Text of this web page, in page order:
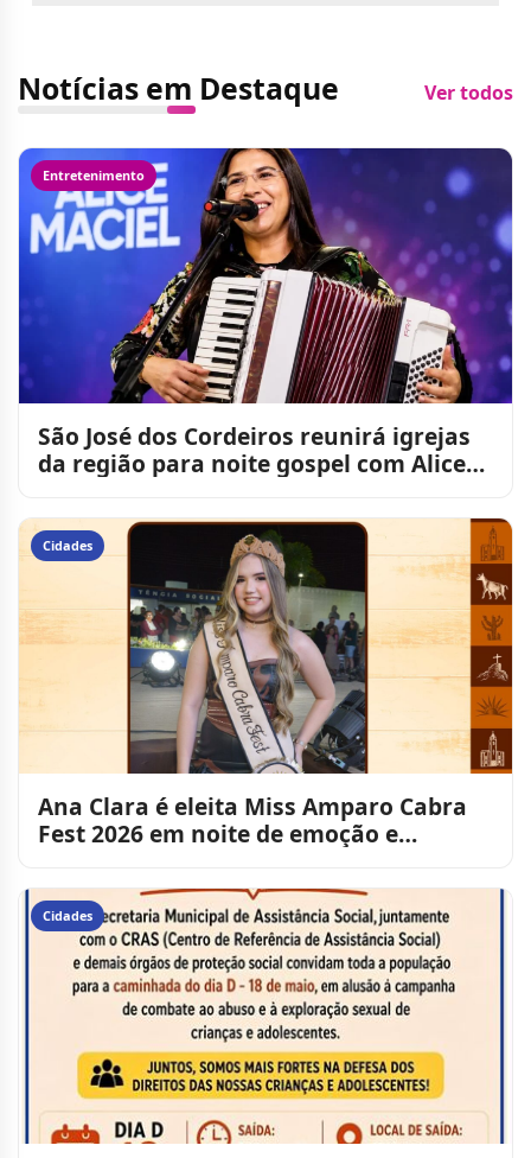
Notícias em Destaque Ver todos
Entretenimento
São José dos Cordeiros reunirá igrejas
da região para noite gospel com Alice
Cidades
Ana Clara é eleita Miss Amparo Cabra
Fest 2026 em noite de emoção e
Cidades